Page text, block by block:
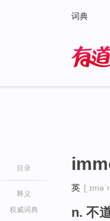
词典
目录
释义
权威词典
英
n. 不